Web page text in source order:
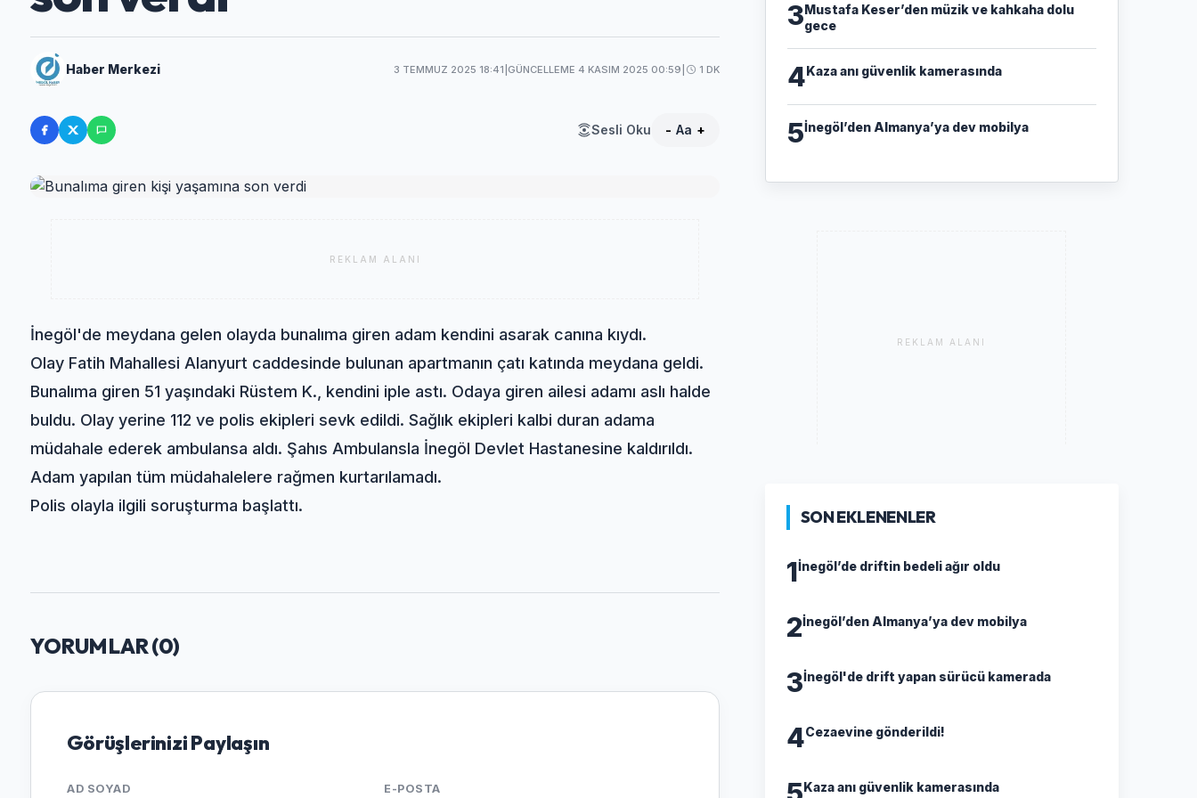
Haber Merkezi 3 TEMMUZ 2025 18:41 GÜNCELLEME 4 KASIM 2025 00:59 1 DK
Sesli Oku - Aa +
REKLAM ALANI
İnegöl'de meydana gelen olayda bunalıma giren adam kendini asarak canına kıydı.
Olay Fatih Mahallesi Alanyurt caddesinde bulunan apartmanın çatı katında meydana geldi.
Bunalıma giren 51 yaşındaki Rüstem K., kendini iple astı. Odaya giren ailesi adamı aslı halde
buldu. Olay yerine 112 ve polis ekipleri sevk edildi. Sağlık ekipleri kalbi duran adama
müdahale ederek ambulansa aldı. Şahıs Ambulansla İnegöl Devlet Hastanesine kaldırıldı.
Adam yapılan tüm müdahalelere rağmen kurtarılamadı.
Polis olayla ilgili soruşturma başlattı.
YORUMLAR (0)
Görüşlerinizi Paylaşın
AD SOYAD E-POSTA
3Mustafa Keser’den müzik ve kahkaha dolu
gece
4Kaza anı güvenlik kamerasında
5İnegöl’den Almanya’ya dev mobilya
REKLAM ALANI
SON EKLENENLER
1İnegöl’de driftin bedeli ağır oldu
2İnegöl’den Almanya’ya dev mobilya
3İnegöl'de drift yapan sürücü kamerada
4Cezaevine gönderildi!
Kaza anı güvenlik kamerasında